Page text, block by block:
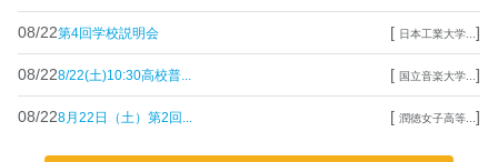
08/22第4回学校説明会 [ 日本工業大学... ]
08/228/22(土)10:30高校普... [ 国立音楽大学... ]
08/228月22日（土）第2回... [ 潤徳女子高等... ]